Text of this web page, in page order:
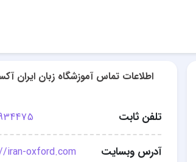
اطلاعات تماس آموزشگاه زبان ایران
تلفن ثابت
آدرس وبسایت iran-oxford.com